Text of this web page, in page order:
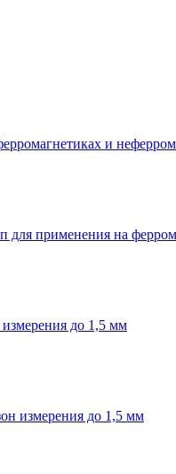
и
применения на
до 1,5 мм
измерения до 1,5 мм